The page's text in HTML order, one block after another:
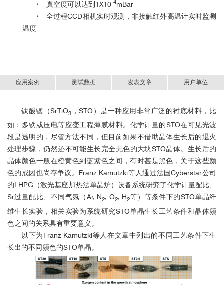
· 真空度可以达到1X10-4mBar
·全过程CCD相机实时观测，非接触红外高温计实时监测
温度
应用案例 测试数据 发表文章 用户单位
钛酸锶（SrTiO3 ，STO）是一种应用非常广泛的衬底材料，比
如：多铁或压电等应变工程薄膜材料。化学计量的STO在可见光波
段是透明的，尽管方法不同，但目前如果不借助晶体生长后的退火
处理步骤，仍然还不可能生长完全无色的大块STO晶体。生长后的
晶体颜色一般在橙黄色到蓝紫色之间，有时甚是黑色，关于这些颜
色的成因也尚存争议。 Franz Kamutzki等人通过法国Cyberstar公司
的LHPG （激光基座加热法单晶炉）设备系统研究了化学计量配比、
Sr过量配比、不同气氛（Ar, N2, O2, H2等）等条件下的STO单晶纤
维生长实验，相关实验为系统研究STO单晶生长工艺条件和晶体颜
色之间的关系具有重要意义。
以下为Franz Kamutzki等人在文章中列出的不同工艺条件下生
长出的不同颜色的STO单晶。
Optical Materials，
2.
CrystEngComm